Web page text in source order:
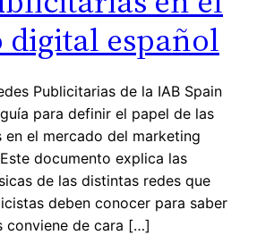
digital español
Publicitarias de la IAB Spain
para definir el papel de las
en el mercado del marketing
documento explica las
de las distintas redes que
deben conocer para saber
conviene de cara […]